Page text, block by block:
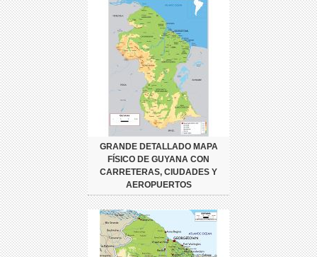
GRANDE DETALLADO MAPA
FÍSICO DE GUYANA CON
CARRETERAS, CIUDADES Y
AEROPUERTOS